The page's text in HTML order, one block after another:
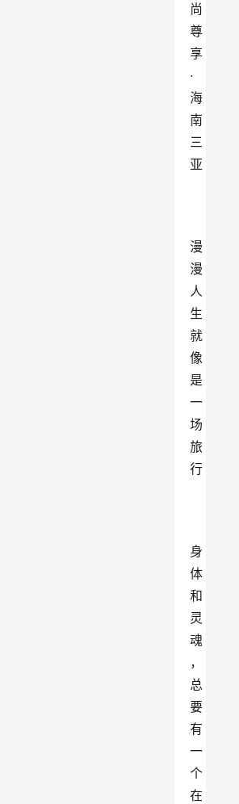
尚
尊
享
·
海
南
三
亚
漫
漫
人
生
就
像
是
一
场
旅
行
身
体
和
灵
魂
，
总
要
有
一
个
在